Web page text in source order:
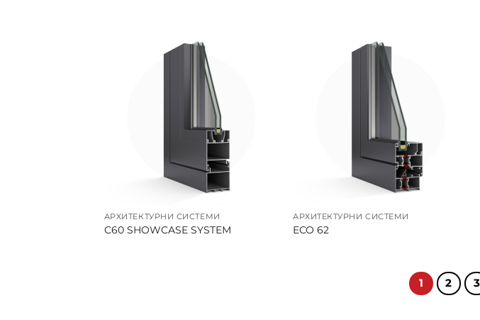
АРХИТЕКТУРНИ СИСТЕМИ
C60 SHOWCASE SYSTEM
АРХИТЕКТУРНИ СИСТЕМИ
ECO 62
1 2 3